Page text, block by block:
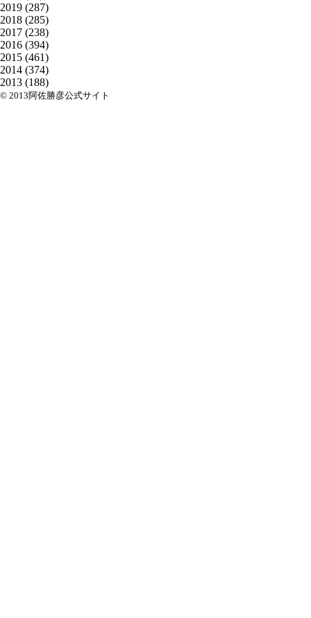
2019 (287)
2018 (285)
2017 (238)
2016 (394)
2015 (461)
2014 (374)
2013 (188)
© 2013阿佐勝彦公式サイト